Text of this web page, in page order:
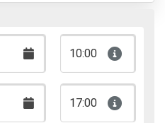
10:00
17:00